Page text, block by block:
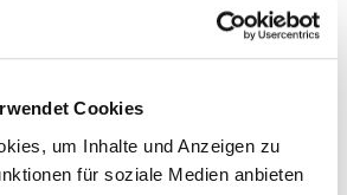
Cookies
um Inhalte und Anzeigen zu
für soziale Medien anbieten
»Spaces & Environment«
Ausstellungsgestaltungen,
»DesignImpact-Concepts«
Designkonzepte von